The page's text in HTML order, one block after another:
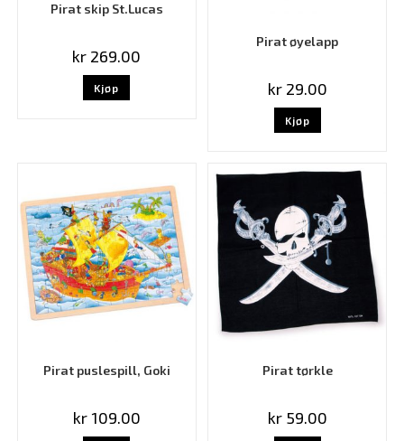
Pirat skip St.Lucas
kr 269.00
Kjøp
Pirat øyelapp
kr29.00
Kjøp
Pirat puslespill, Goki
kr109.00
Pirat tørkle
kr59.00